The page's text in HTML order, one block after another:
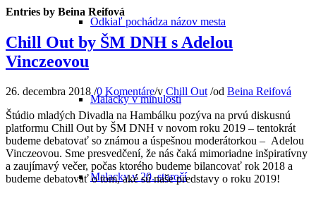
Odkiaľ pochádza názov mesta
Malacky v minulosti
Malacky v 20. storočí
Entries by Beina Reifová
Chill Out by ŠM DNH s Adelou
Vinczeovou
26. decembra 2018 /0 Komentáre/v Chill Out /od Beina Reifová
Štúdio mladých Divadla na Hambálku pozýva na prvú diskusnú
platformu Chill Out by ŠM DNH v novom roku 2019 – tentokrát
budeme debatovať so známou a úspešnou moderátorkou – Adelou
Vinczeovou. Sme presvedčení, že nás čaká mimoriadne inšpiratívny
a zaujímavý večer, počas ktorého budeme bilancovať rok 2018 a
budeme debatovať o tom, aké sú naše predstavy o roku 2019!